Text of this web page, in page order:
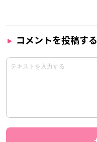
コメントを投稿する